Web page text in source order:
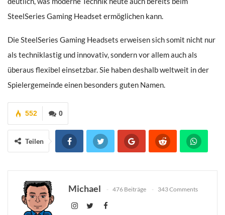
SteelSeries Gaming Headset ermöglichen kann.
Die SteelSeries Gaming Headsets erweisen sich somit nicht nur
als techniklastig und innovativ, sondern vor allem auch als
überaus flexibel einsetzbar. Sie haben deshalb weltweit in der
Spielergemeinde einen besonders guten Namen.
0
552
Teilen
Michael 476 Beiträge 343 Comments